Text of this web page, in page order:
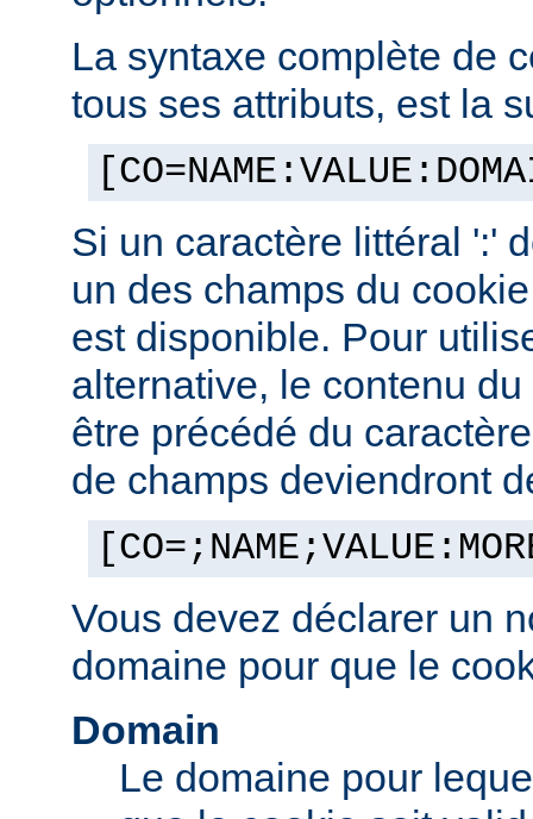
La syntaxe complète de
tous ses attributs, est la
Si un caractère littéral ':'
un des champs du
est disponible. Pour
alternative, le contenu
être précédé du
de champs deviendront
Vous devez déclarer un
domaine pour que le
Domain
Le domaine pour